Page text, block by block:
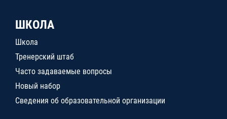
ШКОЛА
Школа
Тренерский штаб
Часто задаваемые вопросы
Новый набор
Сведения об образовательной организации